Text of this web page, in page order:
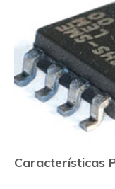
Características